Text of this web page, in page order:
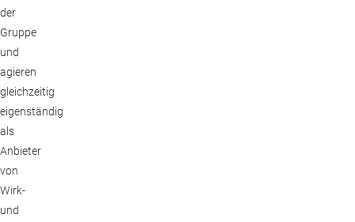
der
Gruppe
und
agieren
gleichzeitig
eigenständig
als
Anbieter
von
Wirk-
und